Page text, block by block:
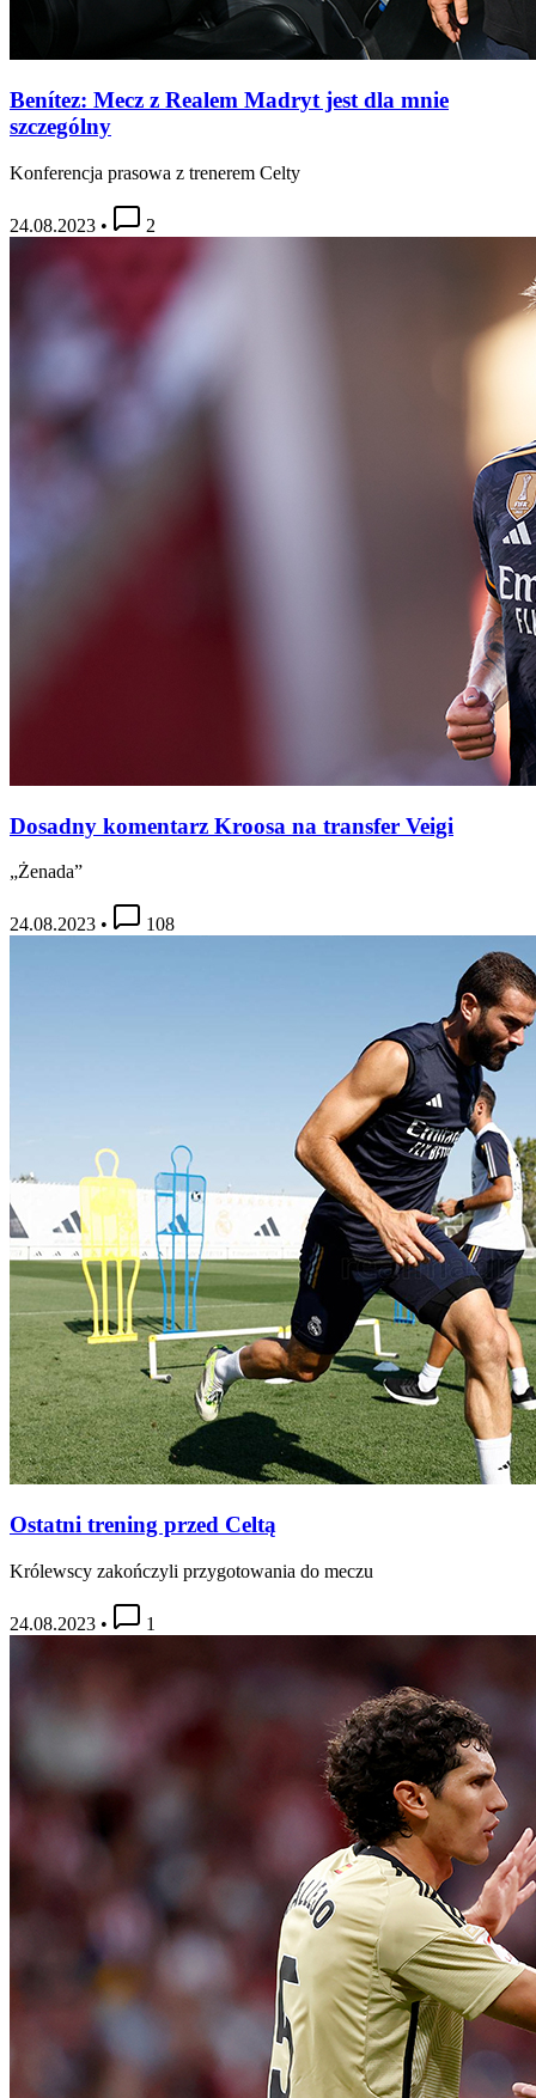
Benítez: Mecz z Realem Madryt jest dla mnie
szczególny
Konferencja prasowa z trenerem Celty
24.08.2023 • 2
Dosadny komentarz Kroosa na transfer Veigi
„Żenada”
24.08.2023 • 108
Ostatni trening przed Celtą
Królewscy zakończyli przygotowania do meczu
24.08.2023 • 1